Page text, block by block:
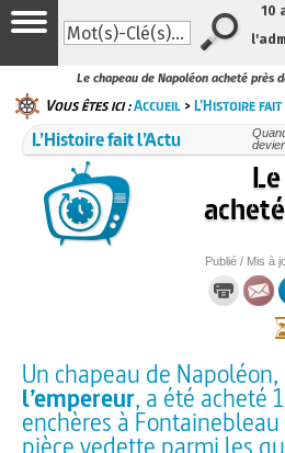
Le chapeau de Napoléon acheté près
Vous êtes ici :Accueil >L’Histoire fait
L’Histoire fait l’Actu
Publié / Mis à
Un chapeau de Napoléon,
l’empereur, a été acheté
enchères à
pièce vedette parmi les
10